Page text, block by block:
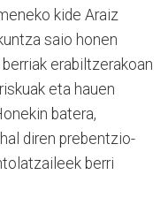
kide Araiz
saio honen
erabiltzerakoan
eta hauen
batera,
diren prebentzio-
berri